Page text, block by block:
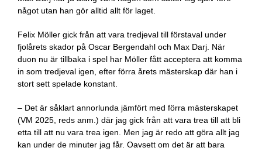
något utan han gör alltid allt för laget.
Felix Möller gick från att vara tredjeval till förstaval under
fjolårets skador på Oscar Bergendahl och Max Darj. När
duon nu är tillbaka i spel har Möller fått acceptera att komma
in som tredjeval igen, efter förra årets mästerskap där han i
stort sett spelade konstant.
– Det är såklart annorlunda jämfört med förra mästerskapet
(VM 2025, reds anm.) där jag gick från att vara trea till att bli
etta till att nu vara trea igen. Men jag är redo att göra allt jag
kan under de minuter jag får. Oavsett om det är att bara